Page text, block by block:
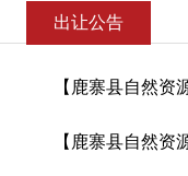
出让公告